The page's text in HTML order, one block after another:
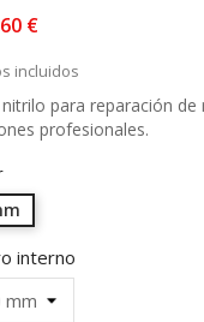
€
incluidos
nitrilo para reparación
profesionales.
interno